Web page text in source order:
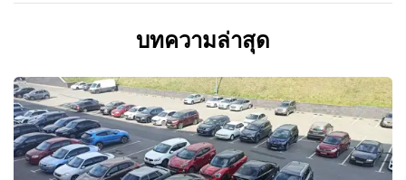
บทความล่าสุด